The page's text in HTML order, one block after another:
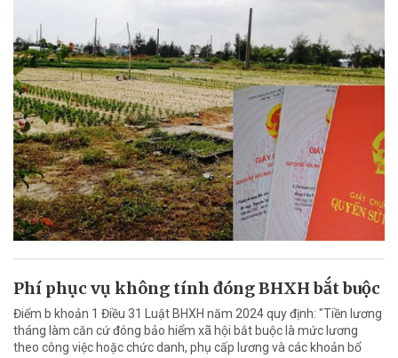
Phí phục vụ không tính đóng BHXH bắt buộc
Điểm b khoản 1 Điều 31 Luật BHXH năm 2024 quy định: "Tiền lương
tháng làm căn cứ đóng bảo hiểm xã hội bắt buộc là mức lương
theo công việc hoặc chức danh, phụ cấp lương và các khoản bổ